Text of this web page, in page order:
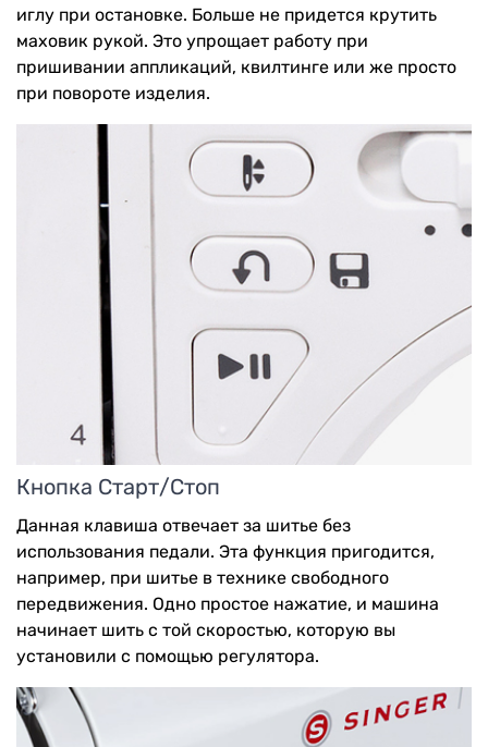
иглу при остановке. Больше не придется крутить
маховик рукой. Это упрощает работу при
пришивании аппликаций, квилтинге или же просто
при повороте изделия.
Кнопка Старт/Стоп
Данная клавиша отвечает за шитье без
использования педали. Эта функция пригодится,
например, при шитье в технике свободного
передвижения. Одно простое нажатие, и машина
начинает шить с той скоростью, которую вы
установили с помощью регулятора.